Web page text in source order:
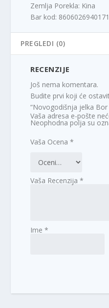
Zemlja Porekla: Kina
Bar kod: 8606026940171
PREGLEDI (0)
RECENZIJE
Još nema komentara.
Budite prvi koji će
“Novogodišnja jelka
Vaša adresa e-pošte
Neophodna polja su
Vaša Ocena*
Vaša Recenzija*
Ime*